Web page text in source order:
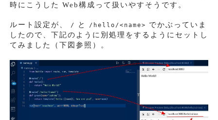
時にこうした Web構成って扱いやすそうです。
ルート設定が、 / と /hello/<name>
でかぶっていま
したので、下記のように別処理をするようにセットし
てみました（下図参照）。